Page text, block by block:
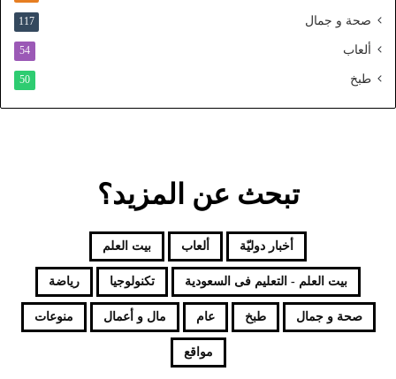
د صحة و جمال 117
ألعاب 54
طبخ 50
تبحث عن المزيد؟
أخبار دوليّة ألعاب بيت العلم
بيت العلم - التعليم فى السعودية تكنولوجيا رياضة
صحة و جمال طبخ عام مال و أعمال منوعات
مواقع